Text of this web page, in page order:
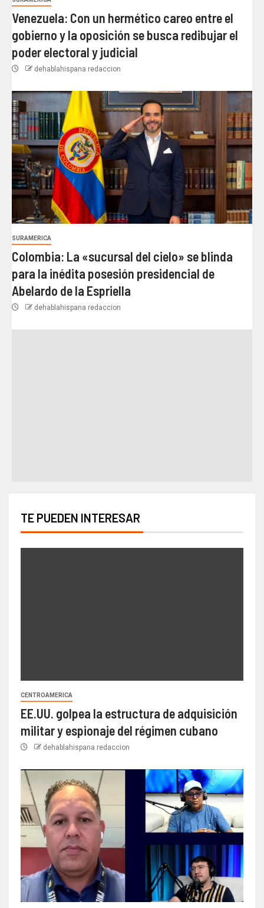
Venezuela: Con un hermético careo entre el
gobierno y la oposición se busca redibujar el
poder electoral y judicial
dehablahispana redaccion
SURAMERICA
Colombia: La «sucursal del cielo» se blinda
para la inédita posesión presidencial de
Abelardo de la Espriella
dehablahispana redaccion
TE PUEDEN INTERESAR
CENTROAMERICA
EE.UU. golpea la estructura de adquisición
militar y espionaje del régimen cubano
dehablahispana redaccion